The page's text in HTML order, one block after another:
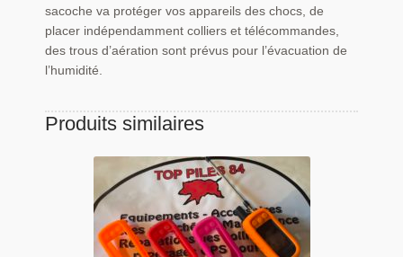
sacoche va protéger vos appareils des chocs, de
placer indépendamment colliers et télécommandes,
des trous d’aération sont prévus pour l’évacuation de
l’humidité.
Produits similaires